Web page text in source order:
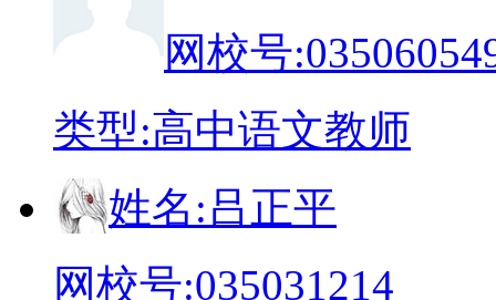
网校号:
类型:高中语文教师
姓名:吕正平
网校号:035031214